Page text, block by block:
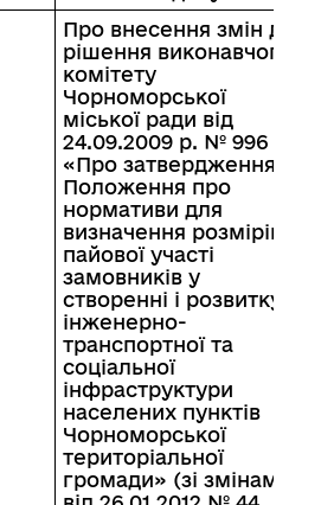
До уваги внутрішньо
переміщених осіб
Про внесення змін до
рішення виконавчого
комітету
Чорноморської
міської ради від
24.09.2009 р. № 996
«Про затвердження
Положення про
нормативи для
визначення розмірів
пайової участі
замовників у
створенні і розвитку
інженерно-
транспортної та
соціальної
інфраструктури
населених пунктів
Чорноморської
територіальної
громади» (зі змінами)